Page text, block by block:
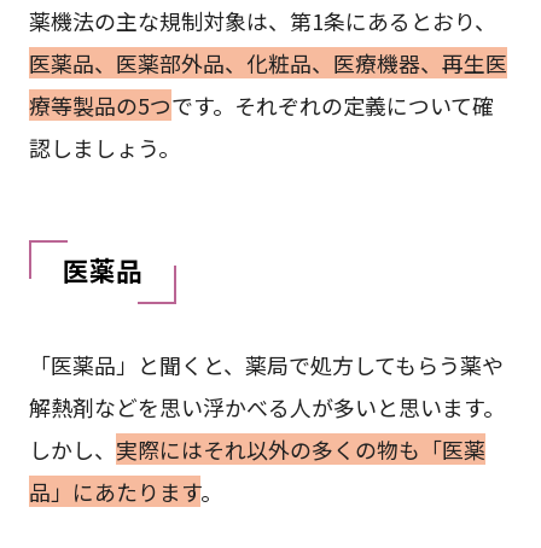
薬機法の主な規制対象は、第1条にあるとおり、
医薬品、医薬部外品、化粧品、医療機器、再生医
療等製品の5つです。それぞれの定義について確
認しましょう。
医薬品
「医薬品」と聞くと、薬局で処方してもらう薬や
解熱剤などを思い浮かべる人が多いと思います。
しかし、 実際にはそれ以外の多くの物も「医薬
品」にあたります。